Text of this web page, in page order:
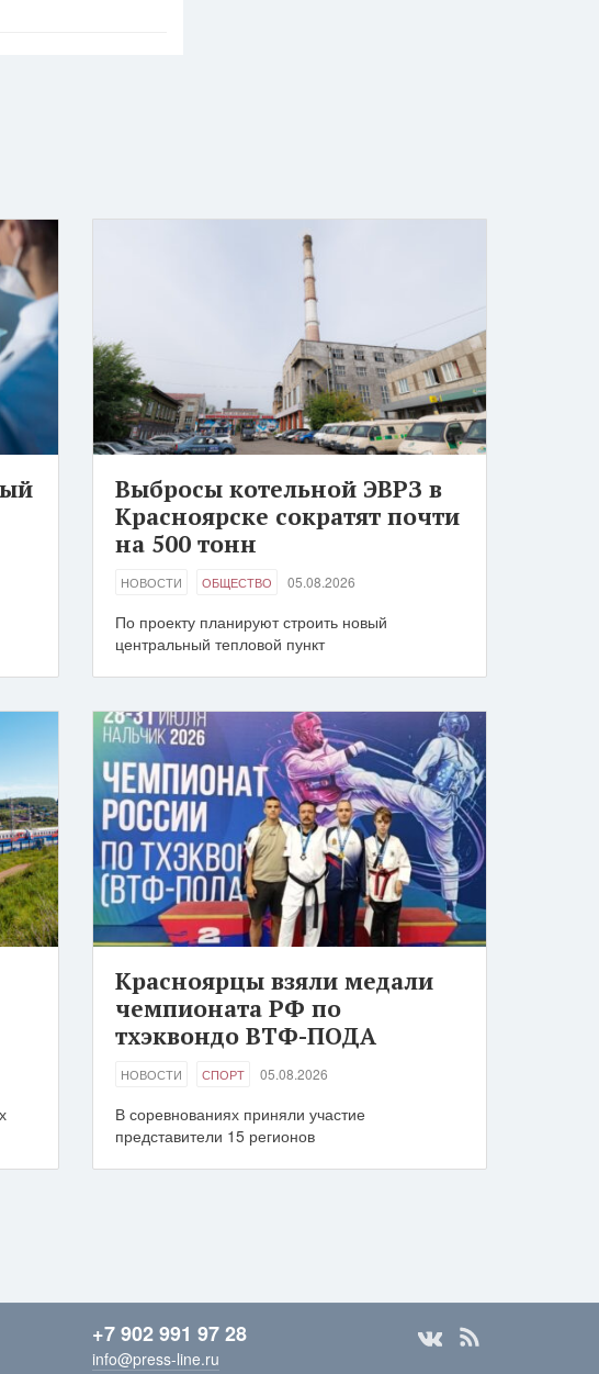
Выбросы котельной ЭВРЗ в
Красноярске сократят почти
на 500 тонн
НОВОСТИ ОБЩЕСТВО 05.08.2026
По проекту планируют строить новый
центральный тепловой пункт
Красноярцы взяли медали
чемпионата РФ по
тхэквондо ВТФ-ПОДА
НОВОСТИ СПОРТ 05.08.2026
В соревнованиях приняли участие
представители 15 регионов
+7 902 991 97 28
info@press-line.ru